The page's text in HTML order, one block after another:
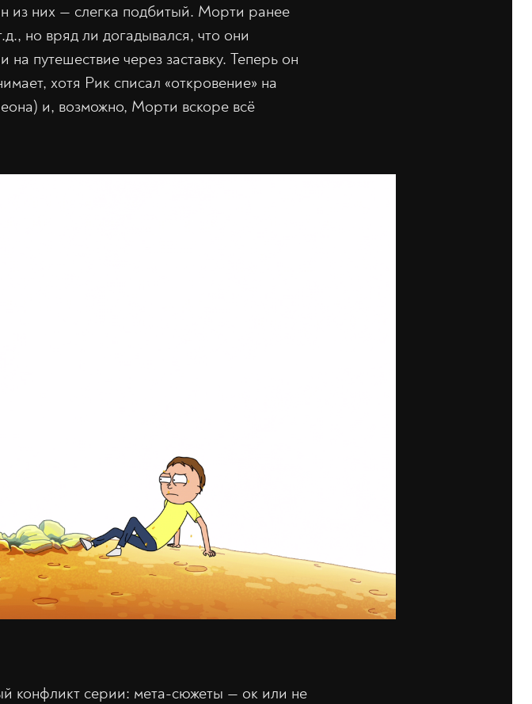
из них — слегка подбитый. Морти ранее
но вряд ли догадывался, что они
путешествие через заставку. Теперь он
хотя Рик списал «откровение» на
и, возможно, Морти вскоре всё
конфликт серии: мета-сюжеты — ок или не